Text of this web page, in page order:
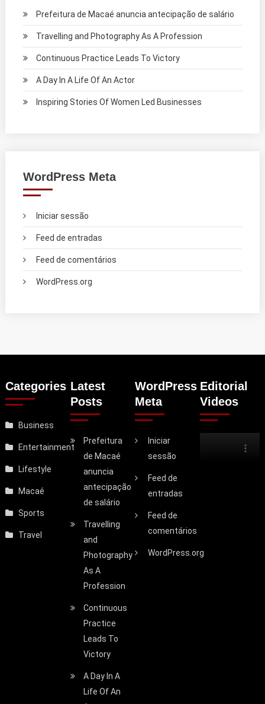
Prefeitura de Macaé anuncia antecipação de salário
Travelling and Photography As A Profession
Continuous Practice Leads To Victory
A Day In A Life Of An Actor
Inspiring Stories Of Women Led Businesses
WordPress Meta
Iniciar sessão
Feed de entradas
Feed de comentários
WordPress.org
Categories
Business
Entertainment
Lifestyle
Macaé
Sports
Travel
Latest
Posts
Prefeitura
de Macaé
anuncia
antecipação
de salário
Travelling
and
Photography
As A
Profession
Continuous
Practice
Leads To
Victory
A Day In A
Life Of An
WordPress
Meta
Iniciar
sessão
Feed de
entradas
Feed de
comentários
WordPress.org
Editorial
Videos